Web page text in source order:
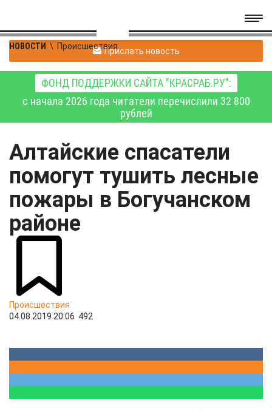
НОВОСТИ \ ПроисшествияПрислать новость
ФОНД ПОДДЕРЖКИ САЙТА "КРАСРАБ.РУ":
с начала 2026 года читатели перечислили 32 800
рублей
Алтайские спасатели
помогут тушить лесные
пожары в Богучанском
районе
Происшествия
04.08.2019 20:06 492